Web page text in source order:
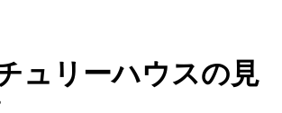
ュリーハウスの見